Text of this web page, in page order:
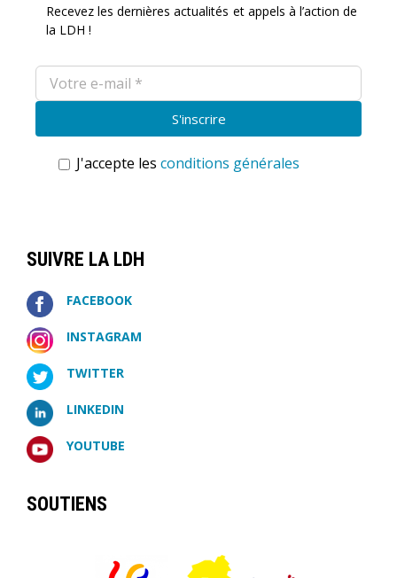
Recevez les dernières actualités et appels à l’action de
la LDH !
J'accepte les conditions générales
SUIVRE LA LDH
FACEBOOK
INSTAGRAM
TWITTER
LINKEDIN
YOUTUBE
SOUTIENS